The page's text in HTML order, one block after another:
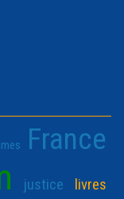
France
justice livres